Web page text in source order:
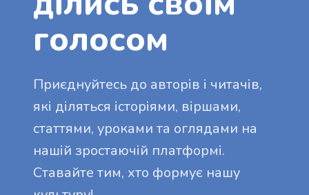
голосом
Приєднуйтесь до авторів і читачів,
які діляться історіями, віршами,
статтями, уроками та оглядами на
нашій зростаючій платформі.
Ставайте тим, хто формує нашу